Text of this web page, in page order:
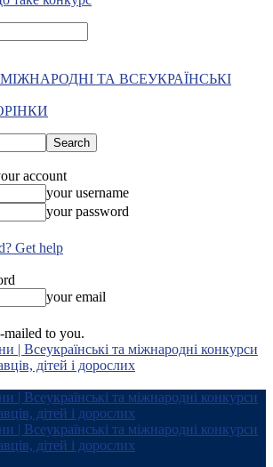
ТА ВСЕУКРАЇНСЬКІ
account
your username
your password
Get help
your email
to you.